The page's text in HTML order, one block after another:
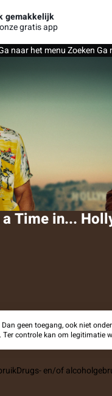
gemakkelijk
gratis app
naar het menuZoekenGa
a Time in...
geen toegang, ook niet
Ter controle kan om legitimatie
Drugs- en/of